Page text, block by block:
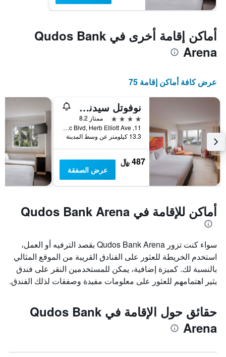
أماكن إقامة أخرى في Qudos Bank
Arena
عرض كافة أماكن إقامة 75
نوفوتل سيدني أوليمبيك بارك
4 نجوم
ممتاز 8.2
11, Olympic Blvd, Herb Elliott Ave, سيدني, NSW, أستراليا
13.3 كيلومتر عن وسط المدينة
487 ﷼
عرض الصفقة
أماكن للإقامة في Qudos Bank Arena
سواء كنت تزور Qudos Bank Arena بقصد الترفيه أو العمل،
استخدم الخريطة للعثور على الفنادق القريبة من الموقع المثالي
بالنسبة لك. كميزة إضافية، يمكن للمستخدمين النقر على فندق
يثير اهتمامهم للعثور على معلومات مفيدة وصفقات لذلك الفندق.
حقائق حول الإقامة في Qudos Bank
Arena